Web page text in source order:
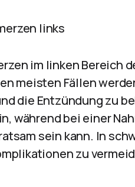
links
im linken Bereich
meisten Fällen
die Entzündung zu
während bei einer
sein kann. In
zu